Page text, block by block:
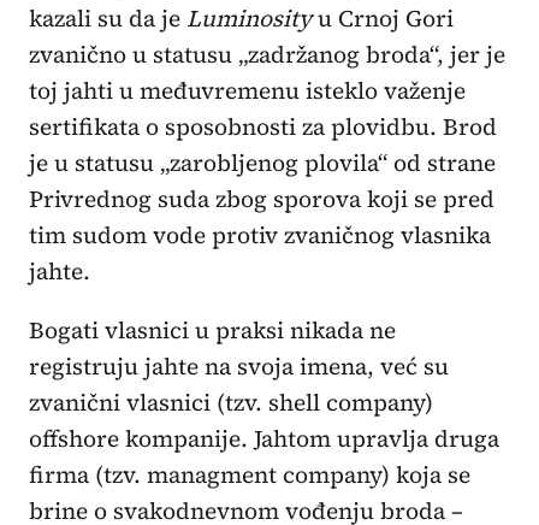
kazali su da jeLuminosityu Crnoj Gori
zvanično u statusu „zadržanog broda“, jer je
toj jahti u međuvremenu isteklo važenje
sertifikata o sposobnosti za plovidbu. Brod
je u statusu „zarobljenog plovila“ od strane
Privrednog suda zbog sporova koji se pred
tim sudom vode protiv zvaničnog vlasnika
jahte.
Bogati vlasnici u praksi nikada ne
registruju jahte na svoja imena, već su
zvanični vlasnici (tzv. shell company)
offshore kompanije. Jahtom upravlja druga
firma (tzv. managment company) koja se
brine o svakodnevnom vođenju broda –